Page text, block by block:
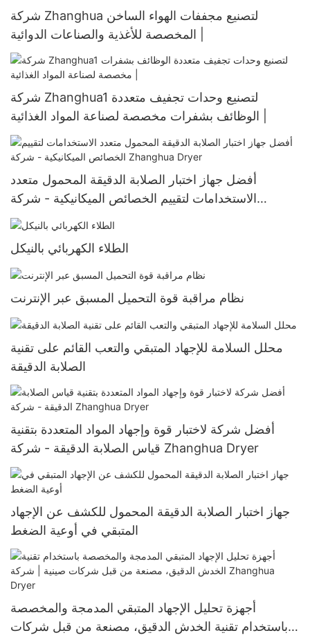
شركة Zhanghua لتصنيع مجففات الهواء الساخن
شركة Zhanghua1 لتصنيع وحدات تجفيف متعددة
أفضل جهاز اختبار الصلابة الدقيقة المحمول متعدد
الاستخدامات لتقييم الخصائص الميكانيكية - شركة
Zhanghua Dryer
الطلاء الكهربائي بالنيكل
نظام مراقبة قوة التحميل المسبق عبر الإنترنت
محلل السلامة للإجهاد المتبقي والتعب القائم على تقنية
الصلابة الدقيقة
أفضل شركة لاختبار قوة وإجهاد المواد المتعددة بتقنية
قياس الصلابة الدقيقة - شركة Zhanghua Dryer
جهاز اختبار الصلابة الدقيقة المحمول للكشف عن الإجهاد
المتبقي في أوعية الضغط
أجهزة تحليل الإجهاد المتبقي المدمجة والمخصصة
باستخدام تقنية الخدش الدقيق، مصنعة من قبل شركات